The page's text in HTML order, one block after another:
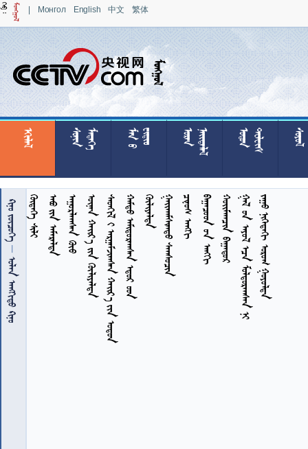
| Монгол English 中文 繁体
 








  







  









  







  












 

  
                                